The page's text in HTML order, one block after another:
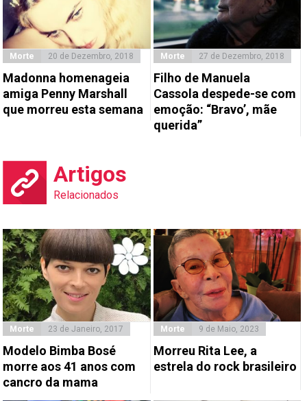
Morte 20 de Dezembro, 2018
Madonna homenageia
amiga Penny Marshall
que morreu esta semana
Morte 27 de Dezembro, 2018
Filho de Manuela
Cassola despede-se com
emoção: “Bravo’, mãe
querida”
Artigos
Relacionados
Morte 23 de Janeiro, 2017
Modelo Bimba Bosé
morre aos 41 anos com
cancro da mama
Morte 9 de Maio, 2023
Morreu Rita Lee, a
estrela do rock brasileiro